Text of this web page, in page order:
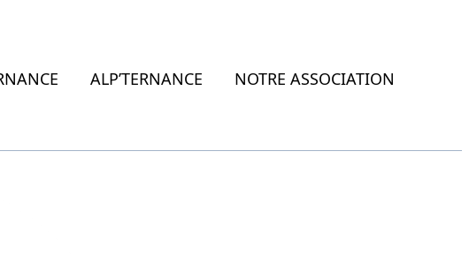
ALP’TERNANCE NOTRE ASSOCIATION